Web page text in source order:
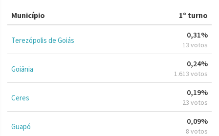
Município 1º turno
Terezópolis de Goiás
0,31%
13 votos
Goiânia
0,24%
1.613 votos
Ceres
0,19%
23 votos
Guapó
0,09%
8 votos